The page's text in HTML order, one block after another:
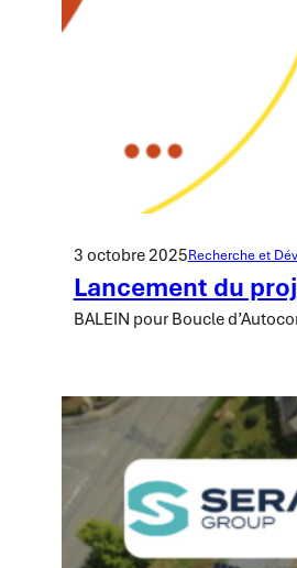
3 octobre 2025Recherche et
Lancement du
BALEIN pour Boucle